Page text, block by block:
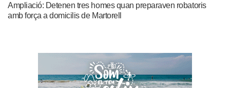
Ampliació: Detenen tres homes quan preparaven robatoris
amb força a domicilis de Martorell